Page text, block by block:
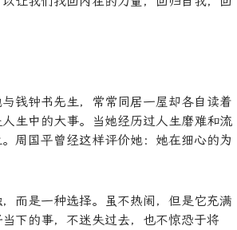
钱钟书先生，常常同居一屋却各自读着
生中的大事。当她经历过人生磨难和流
周国平曾经这样评价她：她在细心的为
而是一种选择。虽不热闹，但是它充满
下的事，不迷失过去，也不惊恐于将